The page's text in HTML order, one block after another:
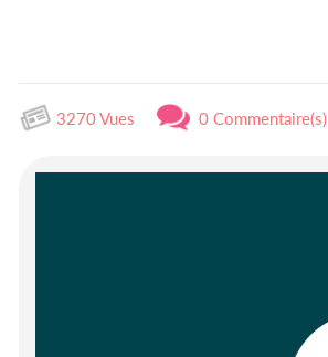
3270 Vues 0 Commentaire(s)